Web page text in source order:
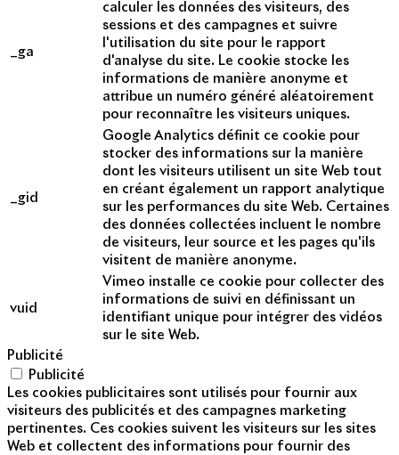
_ga
calculer les données des visiteurs, des
sessions et des campagnes et suivre
l'utilisation du site pour le rapport
d'analyse du site. Le cookie stocke les
informations de manière anonyme et
attribue un numéro généré aléatoirement
pour reconnaître les visiteurs uniques.
_gid
Google Analytics définit ce cookie pour
stocker des informations sur la manière
dont les visiteurs utilisent un site Web tout
en créant également un rapport analytique
sur les performances du site Web. Certaines
des données collectées incluent le nombre
de visiteurs, leur source et les pages qu'ils
visitent de manière anonyme.
vuid
Vimeo installe ce cookie pour collecter des
informations de suivi en définissant un
identifiant unique pour intégrer des vidéos
sur le site Web.
Publicité
Publicité
Les cookies publicitaires sont utilisés pour fournir aux
visiteurs des publicités et des campagnes marketing
pertinentes. Ces cookies suivent les visiteurs sur les sites
Web et collectent des informations pour fournir des